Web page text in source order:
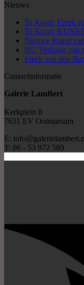
Nieuws
Te Koop: Freek
Te Koop:
Nieuwe Kunst
NU Verkoop van
Freek van den
Contactinformatie
Galerie LamBert
Kerkplein 8
7631 EV Ootmarsum
E:
T: 06 - 53 972 589